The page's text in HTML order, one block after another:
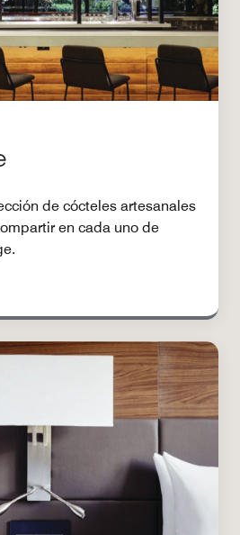
de cócteles artesanales
en cada uno de